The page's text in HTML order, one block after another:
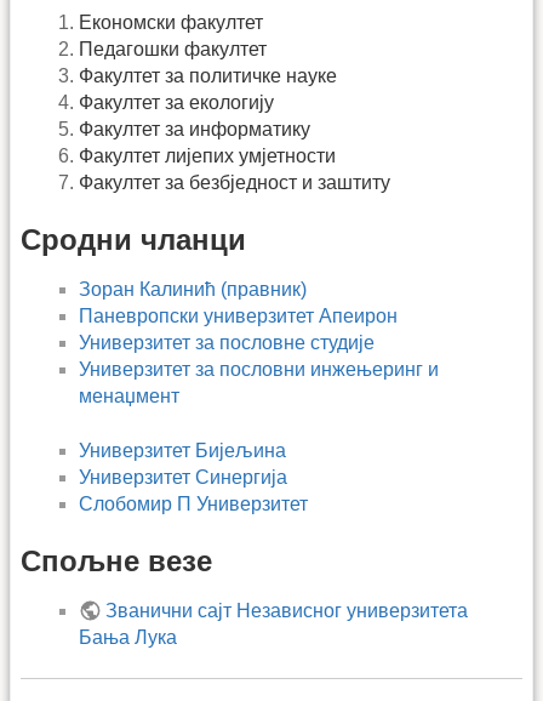
Економски факултет
Педагошки факултет
Факултет за политичке науке
Факултет за екологију
Факултет за информатику
Факултет лијепих умјетности
Факултет за безбједност и заштиту
Сродни чланци
Зоран Калинић (правник)
Паневропски универзитет Апеирон
Универзитет за пословне студије
Универзитет за пословни инжењеринг и
менаџмент
Универзитет Бијељина
Универзитет Синергија
Слобомир П Универзитет
Спољне везе
Званични сајт Независног универзитета
Бања Лука